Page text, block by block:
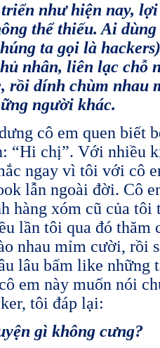
như hiện nay,
thể thiếu. Ai
ta gọi là
nhân, liên lạc chỗ
rồi dính chùm nhau
người khác.
cô em quen biết
“Hi chị”. Với nhiều
ngay vì tôi với cô
lẫn ngoài đời. Cô
hàng xóm cũ của
lần tôi qua đó thăm
nhau mỉm cười, rồi
lâu bấm like
em này muốn nói
tôi đáp lại:
gì không cưng?